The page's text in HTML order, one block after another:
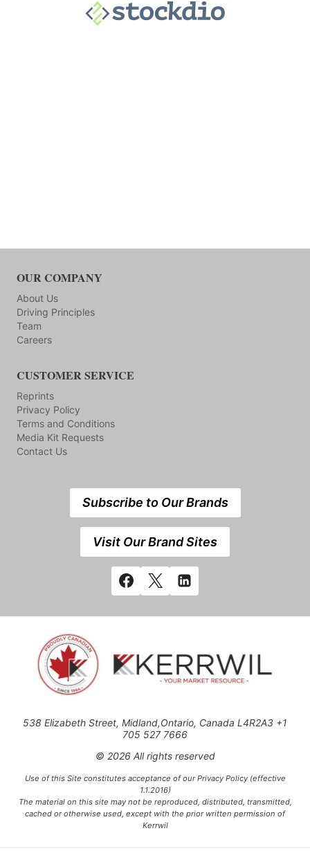
OUR COMPANY
About Us
Driving Principles
Team
Careers
CUSTOMER SERVICE
Reprints
Privacy Policy
Terms and Conditions
Media Kit Requests
Contact Us
Subscribe to Our Brands
Visit Our Brand Sites
538 Elizabeth Street, Midland,Ontario, Canada L4R2A3 +1
705 527 7666
© 2026 All rights reserved
Use of this Site constitutes acceptance of our Privacy Policy (effective
1.1.2016)
The material on this site may not be reproduced, distributed, transmitted,
cached or otherwise used, except with the prior written permission of
Kerrwil